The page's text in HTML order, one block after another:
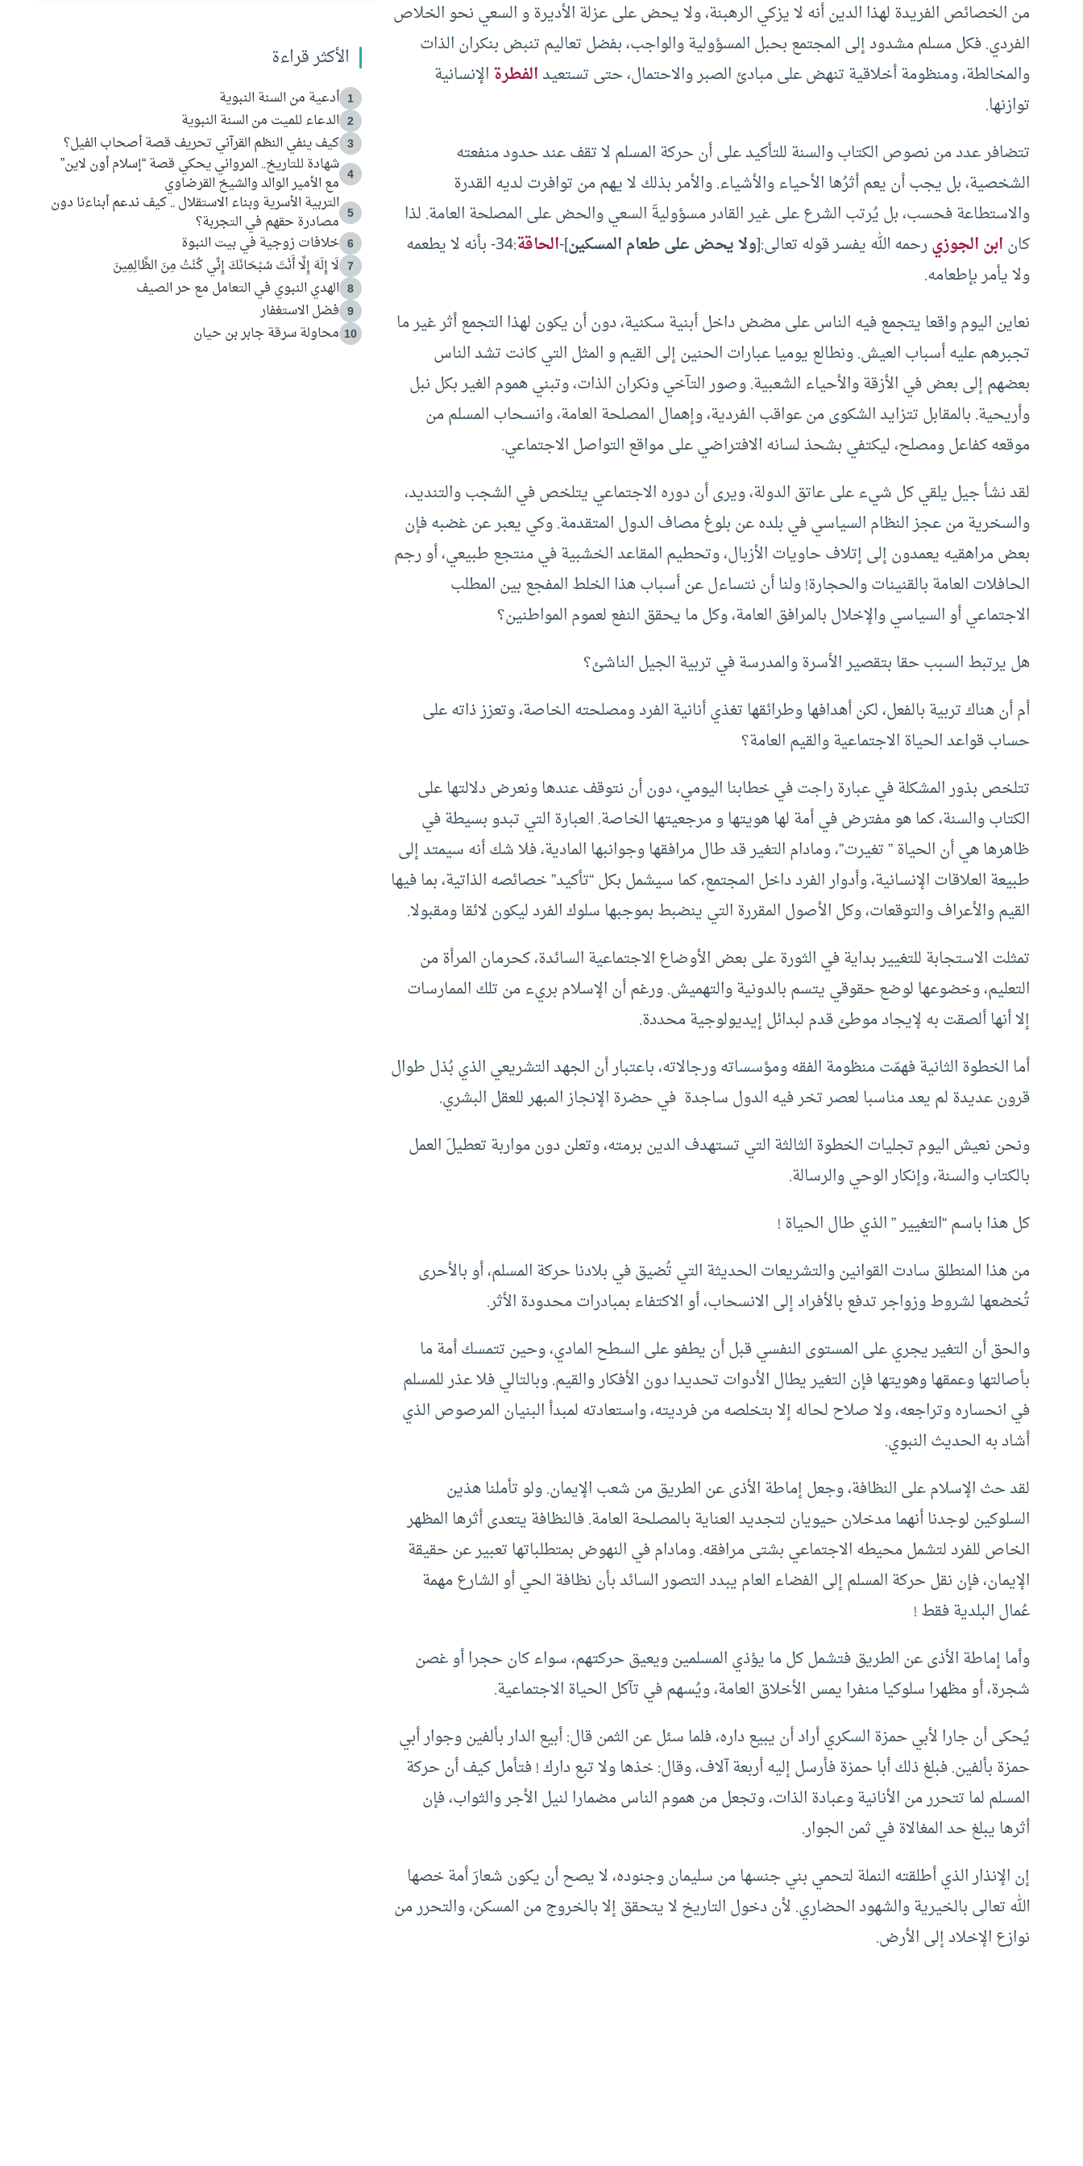
من الخصائص الفريدة لهذا الدين أنه لا يزكي الرهبنة، ولا يحض على عزلة الأديرة و السعي نحو الخلاص
الفردي. فكل مسلم مشدود إلى المجتمع بحبل المسؤولية والواجب، بفضل تعاليم تنبض بنكران الذات
والمخالطة، ومنظومة أخلاقية تنهض على مبادئ الصبر والاحتمال، حتى تستعيدالفطرةالإنسانية
توازنها.
تتضافر عدد من نصوص الكتاب والسنة للتأكيد على أن حركة المسلم لا تقف عند حدود منفعته
الشخصية، بل يجب أن يعم أثرُها الأحياء والأشياء. والأمر بذلك لا يهم من توافرت لديه القدرة
والاستطاعة فحسب، بل يُرتب الشرع على غير القادر مسؤوليةَ السعي والحض على المصلحة العامة. لذا
كانابن الجوزيرحمه الله يفسر قوله تعالى:[ولا يحض على طعام المسكين]-الحاقة
:34- بأنه لا يطعمه
ولا يأمر بإطعامه.
نعاين اليوم واقعا يتجمع فيه الناس على مضض داخل أبنية سكنية، دون أن يكون لهذا التجمع أثر غير ما
تجبرهم عليه أسباب العيش. ونطالع يوميا عبارات الحنين إلى القيم و المثل التي كانت تشد الناس
بعضهم إلى بعض في الأزقة والأحياء الشعبية. وصور التآخي ونكران الذات، وتبني هموم الغير بكل نبل
وأريحية. بالمقابل تتزايد الشكوى من عواقب الفردية، وإهمال المصلحة العامة، وانسحاب المسلم من
موقعه كفاعل ومصلح، ليكتفي بشحذ لسانه الافتراضي على مواقع التواصل الاجتماعي.
لقد نشأ جيل يلقي كل شيء على عاتق الدولة، ويرى أن دوره الاجتماعي يتلخص في الشجب والتنديد،
والسخرية من عجز النظام السياسي في بلده عن بلوغ مصاف الدول المتقدمة. وكي يعبر عن غضبه فإن
بعض مراهقيه يعمدون إلى إتلاف حاويات الأزبال، وتحطيم المقاعد الخشبية في منتجع طبيعي، أو رجم
الحافلات العامة بالقنينات والحجارة! ولنا أن نتساءل عن أسباب هذا الخلط المفجع بين المطلب
الاجتماعي أو السياسي والإخلال بالمرافق العامة، وكل ما يحقق النفع لعموم المواطنين؟
هل يرتبط السبب حقا بتقصير الأسرة والمدرسة في تربية الجيل الناشئ؟
أم أن هناك تربية بالفعل، لكن أهدافها وطرائقها تغذي أنانية الفرد ومصلحته الخاصة، وتعزز ذاته على
حساب قواعد الحياة الاجتماعية والقيم العامة؟
تتلخص بذور المشكلة في عبارة راجت في خطابنا اليومي، دون أن نتوقف عندها ونعرض دلالتها على
الكتاب والسنة، كما هو مفترض في أمة لها هويتها و مرجعيتها الخاصة. العبارة التي تبدو بسيطة في
ظاهرها هي أن الحياة ” تغيرت”، ومادام التغير قد طال مرافقها وجوانبها المادية، فلا شك أنه سيمتد إلى
طبيعة العلاقات الإنسانية، وأدوار الفرد داخل المجتمع، كما سيشمل بكل “تأكيد” خصائصه الذاتية، بما فيها
القيم والأعراف والتوقعات، وكل الأصول المقررة التي ينضبط بموجبها سلوك الفرد ليكون لائقا ومقبولا.
تمثلت الاستجابة للتغيير بداية في الثورة على بعض الأوضاع الاجتماعية السائدة، كحرمان المرأة من
التعليم، وخضوعها لوضع حقوقي يتسم بالدونية والتهميش. ورغم أن الإسلام بريء من تلك الممارسات
إلا أنها ألصقت به لإيجاد موطئ قدم لبدائل إيديولوجية محددة.
أما الخطوة الثانية فهمّت منظومة الفقه ومؤسساته ورجالاته، باعتبار أن الجهد التشريعي الذي بُذل طوال
قرون عديدة لم يعد مناسبا لعصر تخر فيه الدول ساجدة في حضرة الإنجاز المبهر للعقل البشري.
ونحن نعيش اليوم تجليات الخطوة الثالثة التي تستهدف الدين برمته، وتعلن دون مواربة تعطيلَ العمل
بالكتاب والسنة، وإنكار الوحي والرسالة.
كل هذا باسم “التغيير ” الذي طال الحياة !
من هذا المنطلق سادت القوانين والتشريعات الحديثة التي تُضيق في بلادنا حركة المسلم، أو بالأحرى
تُخضعها لشروط وزواجر تدفع بالأفراد إلى الانسحاب، أو الاكتفاء بمبادرات محدودة الأثر.
والحق أن التغير يجري على المستوى النفسي قبل أن يطفو على السطح المادي، وحين تتمسك أمة ما
بأصالتها وعمقها وهويتها فإن التغير يطال الأدوات تحديدا دون الأفكار والقيم. وبالتالي فلا عذر للمسلم
في انحساره وتراجعه، ولا صلاح لحاله إلا بتخلصه من فرديته، واستعادته لمبدأ البنيان المرصوص الذي
أشاد به الحديث النبوي.
لقد حث الإسلام على النظافة، وجعل إماطة الأذى عن الطريق من شعب الإيمان. ولو تأملنا هذين
السلوكين لوجدنا أنهما مدخلان حيويان لتجديد العناية بالمصلحة العامة. فالنظافة يتعدى أثرها المظهر
الخاص للفرد لتشمل محيطه الاجتماعي بشتى مرافقه. ومادام في النهوض بمتطلباتها تعبير عن حقيقة
الإيمان، فإن نقل حركة المسلم إلى الفضاء العام يبدد التصور السائد بأن نظافة الحي أو الشارع مهمة
عُمال البلدية فقط !
وأما إماطة الأذى عن الطريق فتشمل كل ما يؤذي المسلمين ويعيق حركتهم، سواء كان حجرا أو غصن
شجرة، أو مظهرا سلوكيا منفرا يمس الأخلاق العامة، ويُسهم في تآكل الحياة الاجتماعية.
يُحكى أن جارا لأبي حمزة السكري أراد أن يبيع داره، فلما سئل عن الثمن قال: أبيع الدار بألفين وجوار أبي
حمزة بألفين. فبلغ ذلك أبا حمزة فأرسل إليه أربعة آلاف، وقال: خذها ولا تبع دارك ! فتأمل كيف أن حركة
المسلم لما تتحرر من الأنانية وعبادة الذات، وتجعل من هموم الناس مضمارا لنيل الأجر والثواب، فإن
أثرها يبلغ حد المغالاة في ثمن الجوار.
إن الإنذار الذي أطلقته النملة لتحمي بني جنسها من سليمان وجنوده، لا يصح أن يكون شعارَ أمة خصها
الله تعالى بالخيرية والشهود الحضاري. لأن دخول التاريخ لا يتحقق إلا بالخروج من المسكن، والتحرر من
نوازع الإخلاد إلى الأرض.
الأكثر قراءة
1 أدعية من السنة النبوية
2 الدعاء للميت من السنة النبوية
3 كيف ينفي النظم القرآني تحريف قصة أصحاب الفيل؟
4
شهادة للتاريخ.. المرواني يحكي قصة “إسلام أون لاين”
مع الأمير الوالد والشيخ القرضاوي
5
التربية الأسرية وبناء الاستقلال .. كيف ندعم أبناءنا دون
مصادرة حقهم في التجربة؟
6 خلافات زوجية في بيت النبوة
7 لَا إِلَهَ إِلَّا أَنْتَ سُبْحَانَكَ إِنِّي كُنْتُ مِنَ الظَّالِمِينَ
8 الهدي النبوي في التعامل مع حر الصيف
9 فضل الاستغفار
10 محاولة سرقة جابر بن حيان